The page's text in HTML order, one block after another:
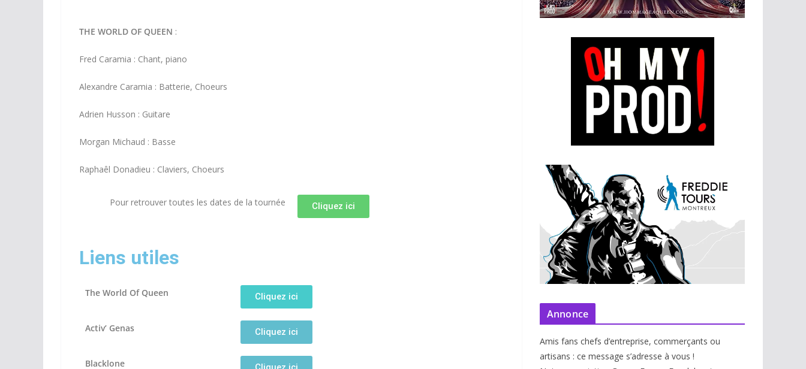
THE WORLD OF QUEEN :
Fred Caramia : Chant, piano
Alexandre Caramia : Batterie, Choeurs
Adrien Husson : Guitare
Morgan Michaud : Basse
Raphaêl Donadieu : Claviers, Choeurs
Pour retrouver toutes les dates de la tournée Cliquez ici
Liens utiles
The World Of Queen Cliquez ici
Activ’ Genas Cliquez ici
Blacklone
Annonce
Amis fans chefs d’entreprise, commerçants ou
artisans : ce message s’adresse à vous !